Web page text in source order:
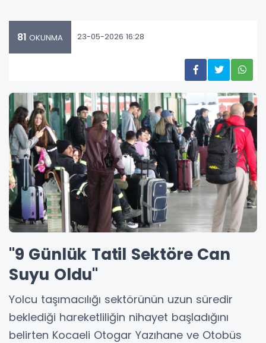
81 OKUNMA 23-05-2026 16:28
"9 Günlük Tatil Sektöre Can
Suyu Oldu"
Yolcu taşımacılığı sektörünün uzun süredir
beklediği hareketliliğin nihayet başladığını
belirten Kocaeli Otogar Yazıhane ve Otobüs